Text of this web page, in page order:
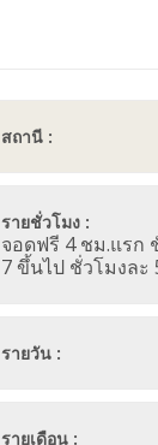
สถานี :
รายชั่วโมง :
จอดฟรี 4 ชม.แรก
7 ขึ้นไป ชั่วโมงละ
รายวัน :
รายเดือน :